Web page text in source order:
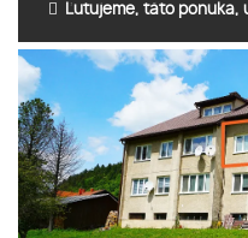
Ľutujeme, táto ponuka,